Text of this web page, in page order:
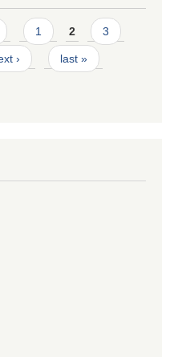
1 2 3
› last »